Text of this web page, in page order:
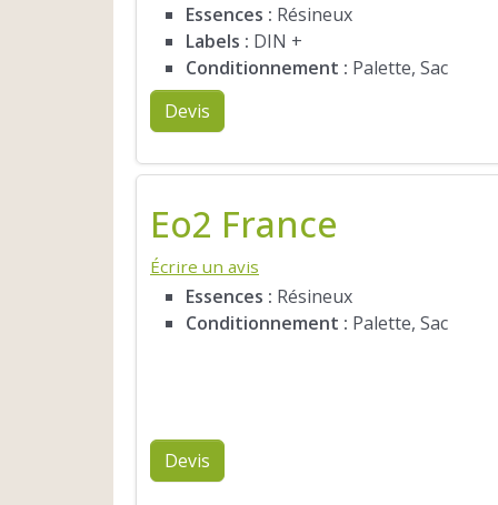
Essences : Résineux
Labels : DIN +
Conditionnement : Palette, Sac
Devis
Eo2 France
Écrire un avis
Essences : Résineux
Conditionnement : Palette, Sac
Devis